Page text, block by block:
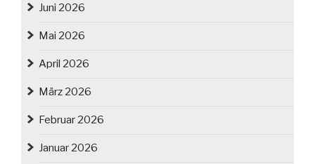
Juni 2026
Mai 2026
April 2026
März 2026
Februar 2026
Januar 2026